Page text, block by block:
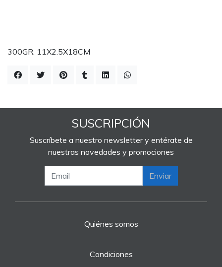
300GR. 11X2.5X18CM
SUSCRIPCIÓN
Suscríbete a nuestro newsletter y entérate de
nuestras novedades y promociones
Enviar
Quiénes somos
Condiciones